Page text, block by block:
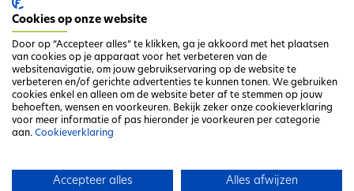
Terug naar het overzicht
Locatie
Molenstraat (9070)
Cookies op onze website
Door op “Accepteer alles” te klikken, ga je akkoord met het plaatsen
van cookies op je apparaat voor het verbeteren van de
websitenavigatie, om jouw gebruikservaring op de website te
verbeteren en/of gerichte advertenties te kunnen tonen. We gebruiken
cookies enkel en alleen om de website beter af te stemmen op jouw
behoeften, wensen en voorkeuren. Bekijk zeker onze cookieverklaring
voor meer informatie of pas hieronder je voorkeuren per categorie
aan. Cookieverklaring
Accepteer alles Alles afwijzen